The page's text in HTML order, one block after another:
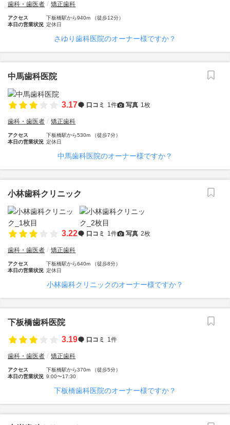
歯科・歯医者 矯正歯科
アクセス
下板橋駅から940m （徒歩12分）
本日の営業状況 定休日
さゆり歯科医院のオーナー様ですか？
中馬歯科医院
3.17 口コミ 1件 写真 1枚
歯科・歯医者 矯正歯科
アクセス
下板橋駅から530m （徒歩7分）
本日の営業状況 定休日
中馬歯科医院のオーナー様ですか？
小林歯科クリニック
3.22 口コミ 1件 写真 2枚
歯科・歯医者 矯正歯科
アクセス
下板橋駅から640m （徒歩8分）
本日の営業状況 定休日
小林歯科クリニックのオーナー様ですか？
下板橋歯科医院
3.19
口コミ 1件
歯科・歯医者 矯正歯科
アクセス
下板橋駅から370m （徒歩5分）
本日の営業状況 9:00〜17:30
下板橋歯科医院のオーナー様ですか？